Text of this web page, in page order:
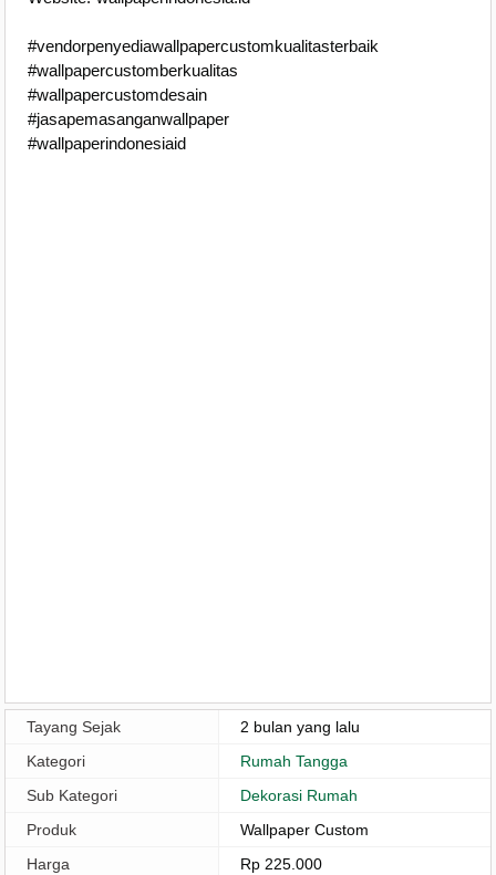
#vendorpenyediawallpapercustomkualitasterbaik
#wallpapercustomberkualitas
#wallpapercustomdesain
#jasapemasanganwallpaper
#wallpaperindonesiaid
Tayang Sejak
2 bulan yang lalu
Kategori
Rumah Tangga
Sub Kategori
Dekorasi Rumah
Produk
Wallpaper Custom
Harga
Rp 225.000